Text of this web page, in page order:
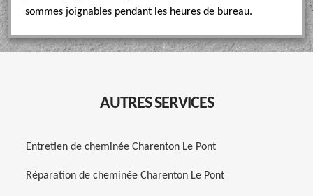
sommes joignables pendant les heures de bureau.
AUTRES SERVICES
Entretien de cheminée Charenton Le Pont
Réparation de cheminée Charenton Le Pont